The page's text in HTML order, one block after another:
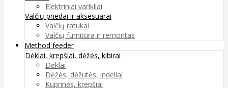
Elektriniai varikliai
Valčių priedai ir aksesuarai
Valčių ratukai
Valčių furnitūra ir remontas
Method feeder
Dėklai, krepšiai, dėžės, kibirai
Dėklai
Dėžės, dėžutės, indeliai
Kuprinės, krepšiai